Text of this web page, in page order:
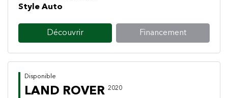
Style Auto
Découvrir Financement
Disponible
LAND ROVER 2020